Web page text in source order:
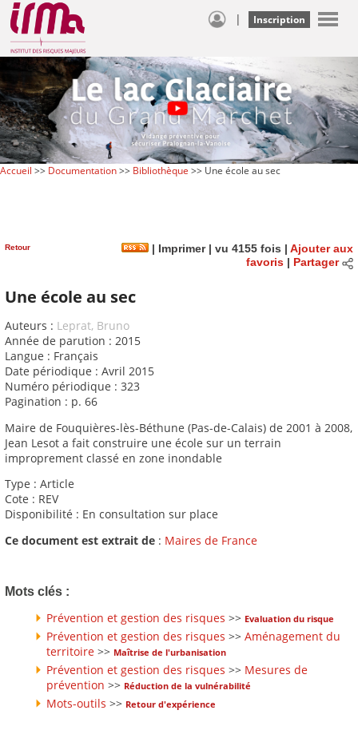
| Inscription
Accueil >> Documentation>> Bibliothèque >> Une école au sec
Retour | Imprimer| vu 4155 fois | Ajouter aux
favoris| Partager
Une école au sec
Auteurs : Leprat, Bruno
Année de parution : 2015
Langue : Français
Date périodique : Avril 2015
Numéro périodique : 323
Pagination : p. 66
Maire de Fouquières-lès-Béthune (Pas-de-Calais) de 2001 à 2008,
Jean Lesot a fait construire une école sur un terrain
improprement classé en zone inondable
Type : Article
Cote : REV
Disponibilité : En consultation sur place
Ce document est extrait de : Maires de France
Mots clés :
Prévention et gestion des risques >> Evaluation du risque
Prévention et gestion des risques >> Aménagement du
territoire >> Maîtrise de l'urbanisation
Prévention et gestion des risques >> Mesures de
prévention >> Réduction de la vulnérabilité
Mots-outils >> Retour d'expérience